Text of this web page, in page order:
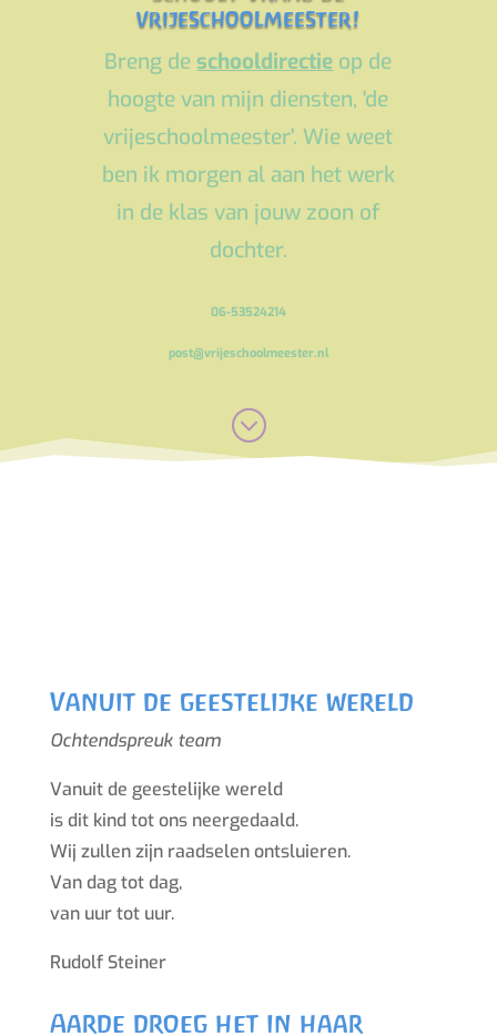
vrijeschoolmeester!
Breng deschooldirectie op de
hoogte van mijn diensten, 'de
vrijeschoolmeester'. Wie weet
ben ik morgen al aan het werk
in de klas van jouw zoon of
dochter.
06-53524214
post@vrijeschoolmeester.nl
;
Vanuit de geestelijke wereld
Ochtendspreuk team
Vanuit de geestelijke wereld
is dit kind tot ons neergedaald.
Wij zullen zijn raadselen ontsluieren.
Van dag tot dag,
van uur tot uur.
Rudolf Steiner
Aarde droeg het in haar